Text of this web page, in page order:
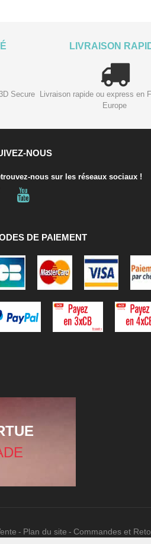
Secure
LIVRAISON
Livraison rapide ou express en
Europe
NOUS
nous sur les réseaux sociaux !
DE PAIEMENT
Plan du site Commandes et